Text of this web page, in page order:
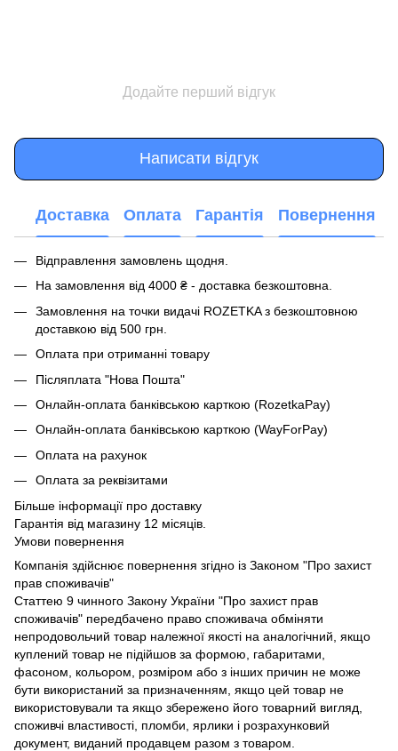
Додайте перший відгук
Написати відгук
Доставка Оплата Гарантія Повернення
Відправлення замовлень щодня.
На замовлення від 4000 ₴ - доставка безкоштовна.
Замовлення на точки видачі ROZETKA з безкоштовною
доставкою від 500 грн.
Оплата при отриманні товару
Післяплата "Нова Пошта"
Онлайн-оплата банківською карткою (RozetkaPay)
Онлайн-оплата банківською карткою (WayForPay)
Оплата на рахунок
Оплата за реквізитами
Більше інформації про доставку
Гарантія від магазину 12 місяців.
Умови повернення
Компанія здійснює повернення згідно із Законом "Про захист
прав споживачів"
Статтею 9 чинного Закону України "Про захист прав
споживачів" передбачено право споживача обміняти
непродовольчий товар належної якості на аналогічний, якщо
куплений товар не підійшов за формою, габаритами,
фасоном, кольором, розміром або з інших причин не може
бути використаний за призначенням, якщо цей товар не
використовували та якщо збережено його товарний вигляд,
споживчі властивості, пломби, ярлики і розрахунковий
документ, виданий продавцем разом з товаром.